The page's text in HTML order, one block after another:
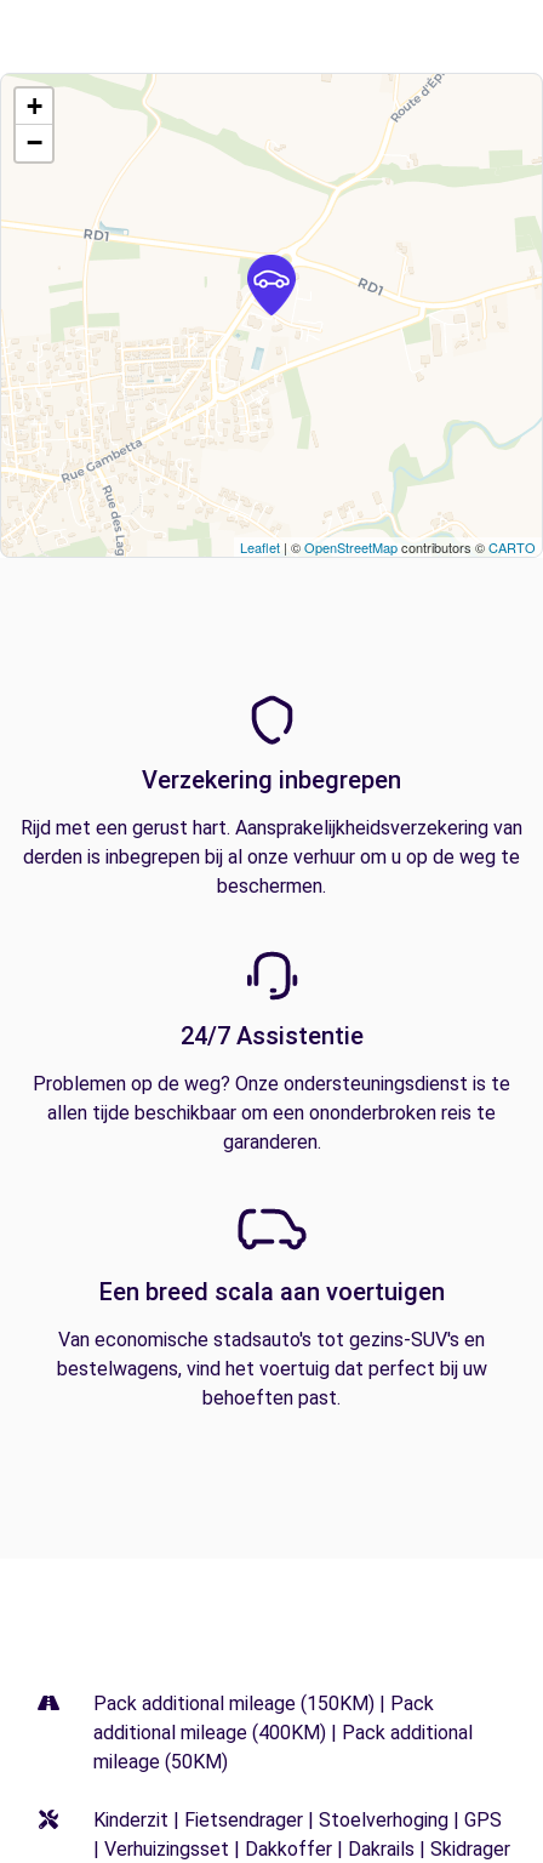
+
−
Leaflet | ©OpenStreetMapcontributors ©CARTO
Verzekering inbegrepen
Rijd met een gerust hart. Aansprakelijkheidsverzekering van
derden is inbegrepen bij al onze verhuur om u op de weg te
beschermen.
24/7 Assistentie
Problemen op de weg? Onze ondersteuningsdienst is te
allen tijde beschikbaar om een ononderbroken reis te
garanderen.
Een breed scala aan voertuigen
Van economische stadsauto's tot gezins-SUV's en
bestelwagens, vind het voertuig dat perfect bij uw
behoeften past.
Pack additional mileage (150KM) | Pack
additional mileage (400KM) | Pack additional
mileage (50KM)
Kinderzit | Fietsendrager | Stoelverhoging | GPS
| Verhuizingsset | Dakkoffer | Dakrails | Skidrager